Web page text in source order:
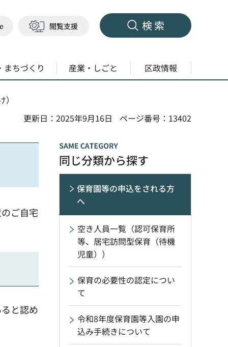
閲覧支援 検索
まちづくり 産業・しごと 区政情報
更新日：2025年9月16日
ページ番号：13402
ご自宅
と認め
同じ分類から探す
保育園等の申込をされる方
へ
空き人員一覧（認可保育所
等、居宅訪問型保育（待機
児童））
保育の必要性の認定につい
て
令和8年度保育園等入園の申
込み手続きについて